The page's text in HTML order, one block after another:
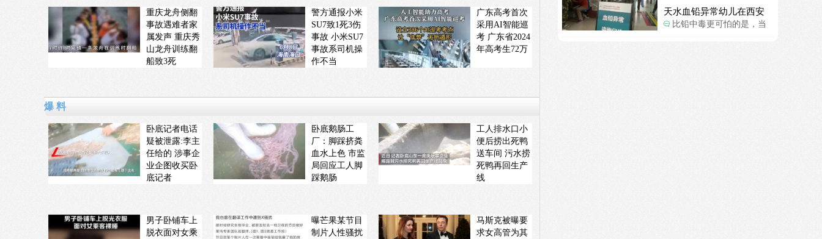
重庆龙舟侧翻
事故遇难者家
属发声 重庆秀
山龙舟训练翻
船致3死
警方通报小米
SU7致1死3伤
事故 小米SU7
事故系司机操
作不当
广东高考首次
采用AI智能巡
考 广东省2024
年高考生72万
爆 料
卧底记者电话
疑被泄露:李主
任给的 涉事企
业企图收买卧
底记者
卧底鹅肠工
厂：脚踩挤粪
血水上色 市监
局回应工人脚
踩鹅肠
工人排水口小
便后捞出死鸭
送车间 污水捞
死鸭再回生产
线
男子卧铺车上
脱衣面对女乘
曝芒果某节目
制片人性骚扰
马斯克被曝要
求女高管为其
孩子也超标，那事情就不是
一般大了。
天水血铅异常幼儿在西安
确诊铅中毒
比铅中毒更可怕的是，当